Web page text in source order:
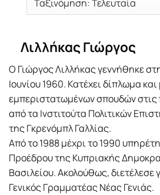
Λιλλήκας Γιώργος
Ο Γιώργος Λιλλήκας γεννήθηκε
Ιουνίου 1960. Κατέχει δίπλωμα
εμπεριστατωμένων σπουδών στις
από τα Ινστιτούτα Πολιτικών
της Γκρενόμπλ Γαλλίας.
Από το 1988 μέχρι το 1990
Προέδρου της Κυπριακής
Βασιλείου. Ακολούθως, διετέλεσε
Γενικός Γραμματέας Νέας Γενιάς.